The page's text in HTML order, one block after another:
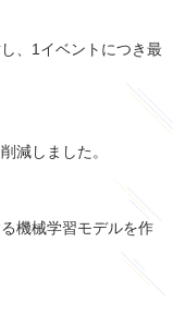
、1イベントにつき最
減しました。
機械学習モデルを作